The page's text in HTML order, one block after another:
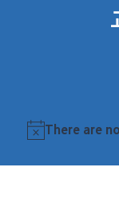
Notice
There are